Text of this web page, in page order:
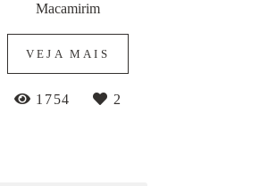
Macamirim
VEJA MAIS
1754 2